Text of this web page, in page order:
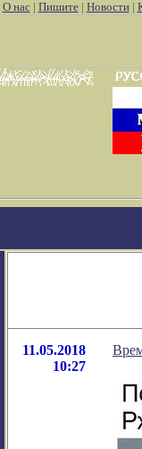
О нас| Пишите| Новости|
11.05.2018
10:27